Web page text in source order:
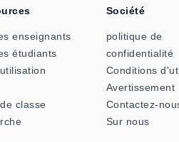
enseignants
étudiants
classe
Société
politique de
confidentialité
Conditions
Avertissement
Contactez-
Sur nous